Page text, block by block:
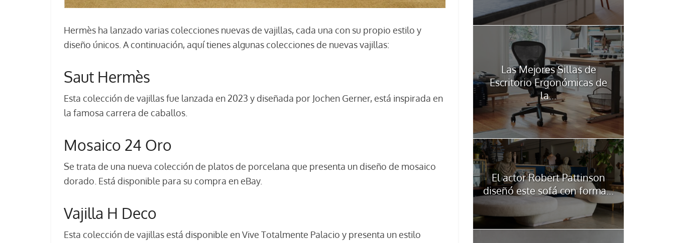
Hermès ha lanzado varias colecciones nuevas de vajillas, cada una con su propio estilo y
diseño únicos. A continuación, aquí tienes algunas colecciones de nuevas vajillas:
Saut Hermès
Esta colección de vajillas fue lanzada en 2023 y diseñada por Jochen Gerner, está inspirada en
la famosa carrera de caballos.
Mosaico 24 Oro
Se trata de una nueva colección de platos de porcelana que presenta un diseño de mosaico
dorado. Está disponible para su compra en eBay.
Vajilla H Deco
Esta colección de vajillas está disponible en Vive Totalmente Palacio y presenta un estilo
Las Mejores Sillas de
Escritorio Ergonómicas de
la...
El actor Robert Pattinson
diseñó este sofá con forma...